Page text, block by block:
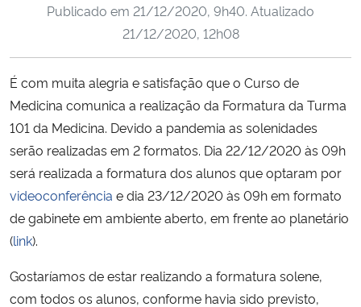
Ministério da Cidadania
Ministério de Minas e Energia
Ministério da Ciência, Tecnologia, Inovações e Comunicações
Ministério do Meio Ambiente
Ministério do Turismo
Publicado em 21/12/2020, 9h40. Atualizado
21/12/2020, 12h08
É com muita alegria e satisfação que o Curso de
Medicina comunica a realização da Formatura da Turma
101 da Medicina. Devido a pandemia as solenidades
serão realizadas em 2 formatos. Dia 22/12/2020 às 09h
será realizada a formatura dos alunos que optaram por
videoconferência e dia 23/12/2020 às 09h em formato
de gabinete em ambiente aberto, em frente ao planetário
(link).
Gostaríamos de estar realizando a formatura solene,
com todos os alunos, conforme havia sido previsto,